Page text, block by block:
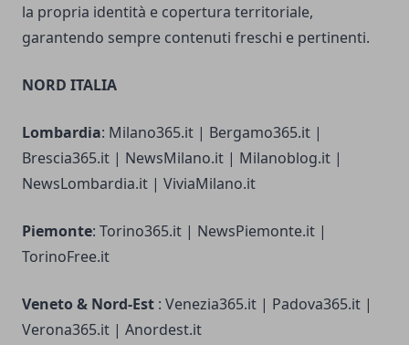
la propria identità e copertura territoriale,
garantendo sempre contenuti freschi e pertinenti.
NORD ITALIA
Lombardia: Milano365.it | Bergamo365.it |
Brescia365.it | NewsMilano.it | Milanoblog.it |
NewsLombardia.it | ViviaMilano.it
Piemonte: Torino365.it | NewsPiemonte.it |
TorinoFree.it
Veneto & Nord-Est : Venezia365.it | Padova365.it |
Verona365.it | Anordest.it